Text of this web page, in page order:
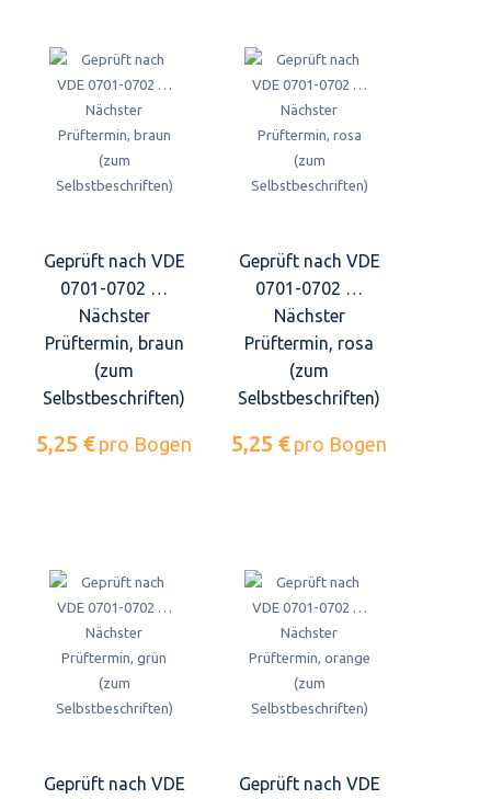
Geprüft nach VDE
0701-0702 …
Nächster
Prüftermin, braun
(zum
Selbstbeschriften)
5,25 € pro Bogen
Geprüft nach VDE
0701-0702 …
Nächster
Prüftermin, rosa
(zum
Selbstbeschriften)
5,25 € pro Bogen
Geprüft nach VDE
Geprüft nach VDE